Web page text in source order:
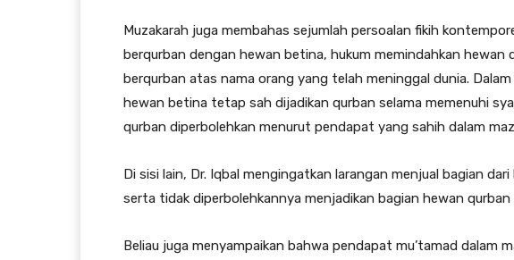
Muzakarah juga membahas sejumlah persoalan fikih
berqurban dengan hewan betina, hukum memindahkan hewan
berqurban atas nama orang yang telah meninggal dunia.
hewan betina tetap sah dijadikan qurban selama memenuhi
qurban diperbolehkan menurut pendapat yang sahih dalam
Di sisi lain, Dr. Iqbal mengingatkan larangan menjual bagian
serta tidak diperbolehkannya menjadikan bagian hewan
Beliau juga menyampaikan bahwa pendapat mu’tamad dalam